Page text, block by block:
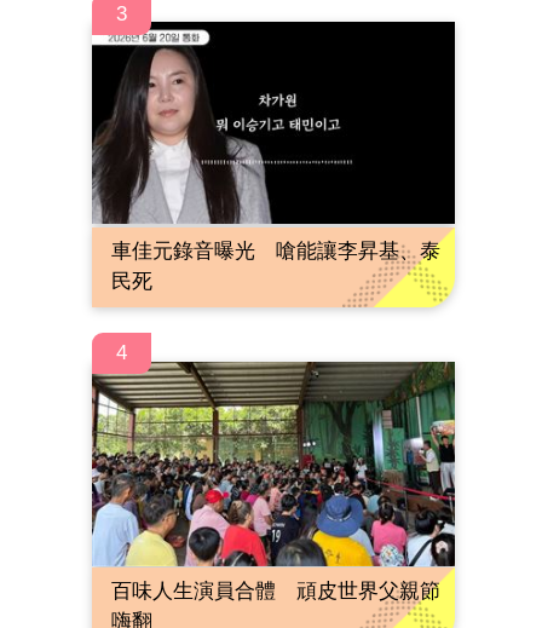
3
車佳元錄音曝光 嗆能讓李昇基、泰
民死
4
百味人生演員合體 頑皮世界父親節
嗨翻